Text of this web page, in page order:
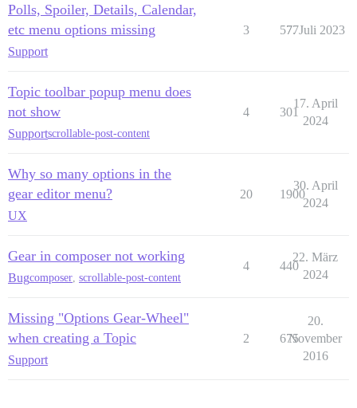
Polls, Spoiler, Details, Calendar,
etc menu options missing
Support
3 577
7. Juli 2023
Topic toolbar popup menu does
not show
Supportscrollable-post-content
4 301
17. April
2024
Why so many options in the
gear editor menu?
UX
20 1900
30. April
2024
Gear in composer not working
Bugcomposer, scrollable-post-content
4 440
22. März
2024
Missing "Options Gear-Wheel"
when creating a Topic
Support
2 675
20.
November
2016